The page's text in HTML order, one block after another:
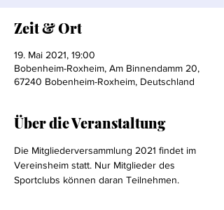
Zeit & Ort
19. Mai 2021, 19:00
Bobenheim-Roxheim, Am Binnendamm 20,
67240 Bobenheim-Roxheim, Deutschland
Über die Veranstaltung
Die Mitgliederversammlung 2021 findet im
Vereinsheim statt. Nur Mitglieder des
Sportclubs können daran Teilnehmen.